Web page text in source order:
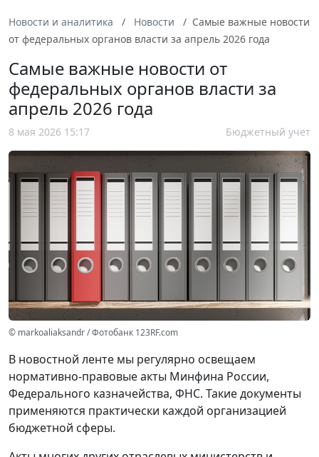
Новости и аналитика Новости
Самые важные новости
от федеральных органов власти за апрель 2026 года
Самые важные новости от
федеральных органов власти за
апрель 2026 года
8 мая 2026 15:17 Бюджетный учет
© markoaliaksandr / Фотобанк 123RF.com
В новостной ленте мы регулярно освещаем
нормативно-правовые акты Минфина России,
Федерального казначейства, ФНС. Такие документы
применяются практически каждой организацией
бюджетной сферы.